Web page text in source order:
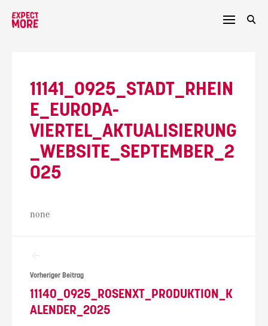
11141_0925_STADT_RHEIN
E_EUROPA-
VIERTEL_AKTUALISIERUNG
_WEBSITE_SEPTEMBER_2
025
none
Vorheriger Beitrag
11140_0925_ROSENXT_PRODUKTION_K
ALENDER_2025